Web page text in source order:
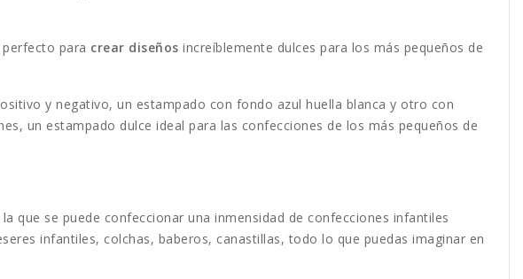
para crear diseños increíblemente dulces para los más pequeños de
y negativo, un estampado con fondo azul huella blanca y otro con
un estampado dulce ideal para las confecciones de los más pequeños de
que se puede confeccionar una inmensidad de confecciones infantiles
infantiles, colchas, baberos, canastillas, todo lo que puedas imaginar en